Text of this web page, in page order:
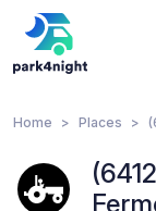
Home Places